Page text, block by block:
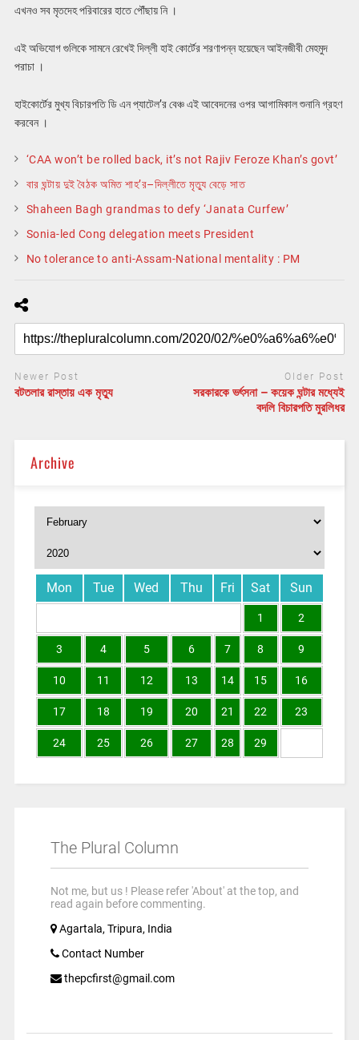
এখনও সব মৃতদেহ পরিবারের হাতে পৌঁছায় নি ।
এই অভিযোগ গুলিকে সামনে রেখেই দিল্লী হাই কোর্টের শরণাপন্ন হয়েছেন আইনজীবী মেহমুদ
পরাচা ।
হাইকোর্টের মুখ্য বিচারপতি ডি এন প্যাটেল’র বেঞ্চ এই আবেদনের ওপর আগামিকাল শুনানি গ্রহণ
করবেন ।
‘CAA won’t be rolled back, it’s not Rajiv Feroze Khan’s govt’
বার ঘন্টায় দুই বৈঠক অমিত শাহ’র–দিল্লীতে মৃত্যু বেড়ে সাত
Shaheen Bagh grandmas to defy ‘Janata Curfew’
Sonia-led Cong delegation meets President
No tolerance to anti-Assam-National mentality : PM
Newer Post
বটতলার রাস্তায় এক মৃত্যু
Older Post
সরকারকে ভর্ৎসনা – কয়েক ঘন্টার মধ্যেই
বদলি বিচারপতি মুরলিধর
Archive
Mon Tue Wed Thu Fri Sat Sun
1 2
3 4 5 6 7 8 9
10 11 12 13 14 15 16
17 18 19 20 21 22 23
24 25 26 27 28 29
The Plural Column
Not me, but us ! Please refer 'About' at the top, and
read again before commenting.
Agartala, Tripura, India
Contact Number
thepcfirst@gmail.com